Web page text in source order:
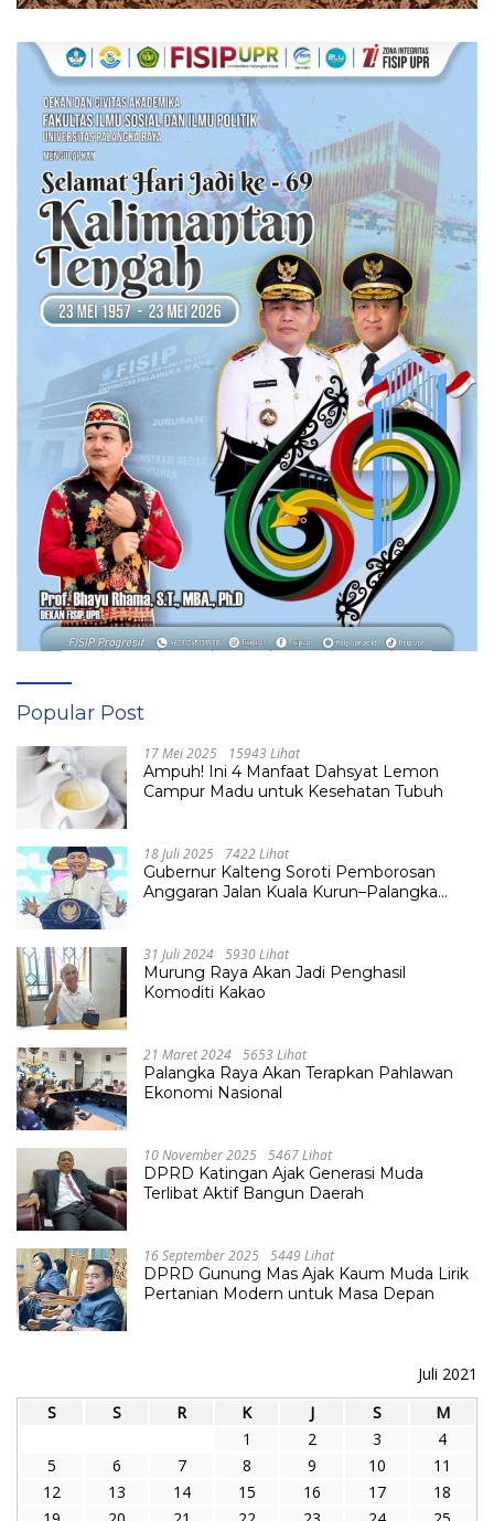
Popular Post
17 Mei 2025 15943 Lihat
Ampuh! Ini 4 Manfaat Dahsyat Lemon
Campur Madu untuk Kesehatan Tubuh
18 Juli 2025 7422 Lihat
Gubernur Kalteng Soroti Pemborosan
Anggaran Jalan Kuala Kurun–Palangka
31 Juli 2024 5930 Lihat
Murung Raya Akan Jadi Penghasil
Komoditi Kakao
21 Maret 2024 5653 Lihat
Palangka Raya Akan Terapkan Pahlawan
Ekonomi Nasional
10 November 2025 5467 Lihat
DPRD Katingan Ajak Generasi Muda
Terlibat Aktif Bangun Daerah
16 September 2025 5449 Lihat
DPRD Gunung Mas Ajak Kaum Muda Lirik
Pertanian Modern untuk Masa Depan
Juli 2021
S
S R K J S
M
1
2 3
4
5
6 7 8 9 10
11
12
13 14 15 16 17
18